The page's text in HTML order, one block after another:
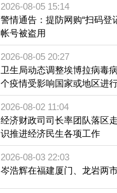
2026-08-05 15:14
警情通告：提防网购“扫码登
帐号被盗用
2026-08-05 20:27
卫生局动态调整埃博拉病毒
个疫情受影响国家或地区进
施
2026-08-02 11:04
经济财政司司长率团队落区
识推进经济民生各项工作
2026-08-03 22:03
岑浩辉在福建厦门、龙岩两